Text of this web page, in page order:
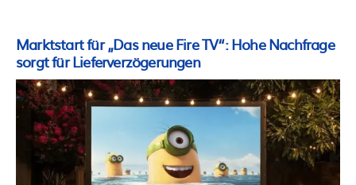
Marktstart für „Das neue Fire TV“: Hohe Nachfrage
sorgt für Lieferverzögerungen